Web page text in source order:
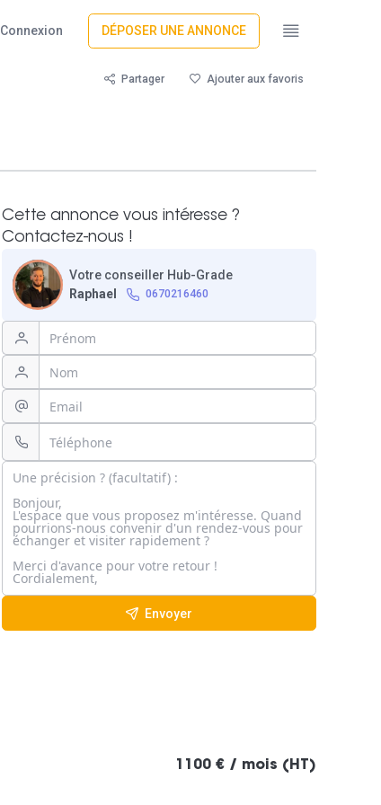
Connexion DÉPOSER UNE ANNONCE
Partager Ajouter aux favoris
Cette annonce vous intéresse ?
Contactez-nous !
Votre conseiller Hub-Grade
Raphael
0670216460
Envoyer
1100 € / mois (HT)